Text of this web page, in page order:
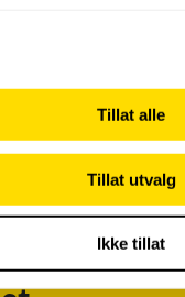
Tillat alle
Tillat utvalg
Ikke tillat
du trenger.